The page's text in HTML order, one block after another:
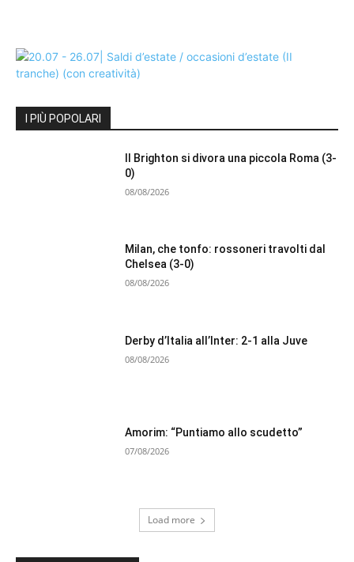
I PIÙ POPOLARI
Il Brighton si divora una piccola Roma (3-
0)
08/08/2026
Milan, che tonfo: rossoneri travolti dal
Chelsea (3-0)
08/08/2026
Derby d’Italia all’Inter: 2-1 alla Juve
08/08/2026
Amorim: “Puntiamo allo scudetto”
07/08/2026
Load more